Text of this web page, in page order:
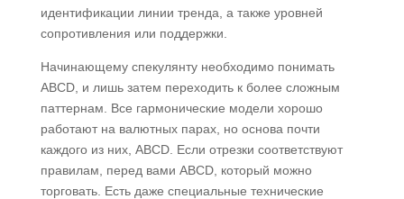
идентификации линии тренда, а также уровней
сопротивления или поддержки.
Начинающему спекулянту необходимо понимать
ABCD, и лишь затем переходить к более сложным
паттернам. Все гармонические модели хорошо
работают на валютных парах, но основа почти
каждого из них, ABCD. Если отрезки соответствуют
правилам, перед вами ABCD, который можно
торговать. Есть даже специальные технические